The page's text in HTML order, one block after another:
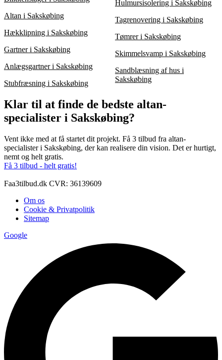
Altan i Sakskøbing
Hækklipning i Sakskøbing
Gartner i Sakskøbing
Anlægsgartner i Sakskøbing
Stubfræsning i Sakskøbing
Hulmursisolering i Sakskøbing
Tagrenovering i Sakskøbing
Tømrer i Sakskøbing
Skimmelsvamp i Sakskøbing
Sandblæsning af hus i
Sakskøbing
Klar til at finde de bedste altan-
specialister i Sakskøbing?
Vent ikke med at få startet dit projekt. Få 3 tilbud fra altan-
specialister i Sakskøbing, der kan realisere din vision. Det er hurtigt,
nemt og helt gratis.
Få 3 tilbud - helt gratis!
Faa3tilbud.dk CVR: 36139609
Om os
Cookie & Privatpolitik
Sitemap
Google